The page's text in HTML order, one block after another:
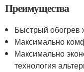
Преимущества
Быстрый обогрев
Максимально
Максимально
технология